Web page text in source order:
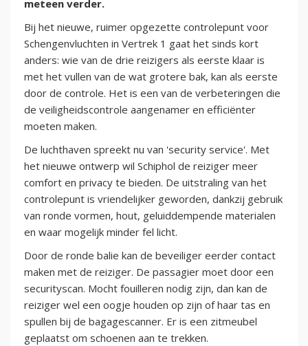
meteen verder.
Bij het nieuwe, ruimer opgezette controlepunt voor
Schengenvluchten in Vertrek 1 gaat het sinds kort
anders: wie van de drie reizigers als eerste klaar is
met het vullen van de wat grotere bak, kan als eerste
door de controle. Het is een van de verbeteringen die
de veiligheidscontrole aangenamer en efficiënter
moeten maken.
De luchthaven spreekt nu van 'security service'. Met
het nieuwe ontwerp wil Schiphol de reiziger meer
comfort en privacy te bieden. De uitstraling van het
controlepunt is vriendelijker geworden, dankzij gebruik
van ronde vormen, hout, geluiddempende materialen
en waar mogelijk minder fel licht.
Door de ronde balie kan de beveiliger eerder contact
maken met de reiziger. De passagier moet door een
securityscan. Mocht fouilleren nodig zijn, dan kan de
reiziger wel een oogje houden op zijn of haar tas en
spullen bij de bagagescanner. Er is een zitmeubel
geplaatst om schoenen aan te trekken.